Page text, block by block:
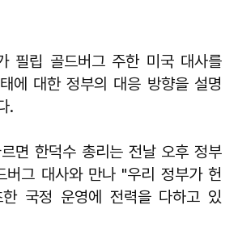
필립 골드버그 주한 미국 대사를
에 대한 정부의 대응 방향을 설명
.
면 한덕수 총리는 전날 오후 정부
버그 대사와 만나 "우리 정부가 헌
국정 운영에 전력을 다하고 있